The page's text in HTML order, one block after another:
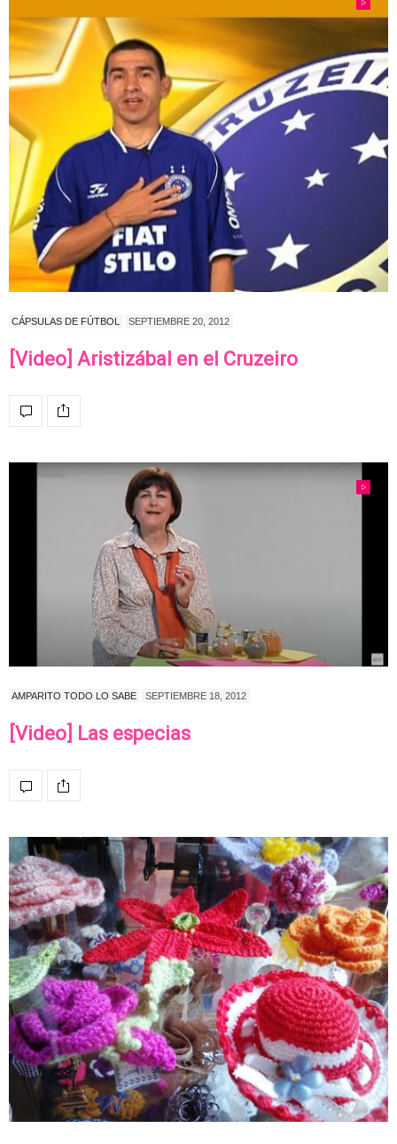
CÁPSULAS DE FÚTBOL SEPTIEMBRE 20, 2012
[Video] Aristizábal en el Cruzeiro
AMPARITO TODO LO SABE SEPTIEMBRE 18, 2012
[Video] Las especias